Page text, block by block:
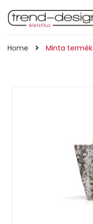
Home Minta termék